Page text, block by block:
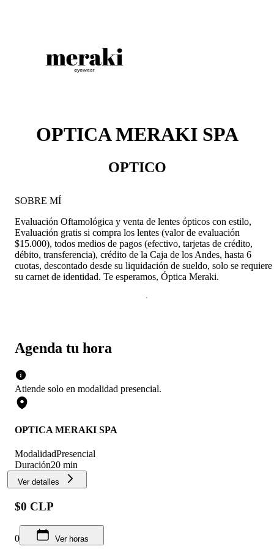
OPTICA MERAKI SPA
OPTICO
Agenda tu hora
Atiende solo en modalidad presencial.
OPTICA MERAKI SPA
ModalidadPresencial
Duración20 min
Ver detalles
$0 CLP
0 Ver horas
SOBRE MÍ
Evaluación Oftamológica y venta de lentes ópticos con estilo,
Evaluación gratis si compra los lentes (valor de evaluación
$15.000), todos medios de pagos (efectivo, tarjetas de crédito,
débito, transferencia), crédito de la Caja de los Andes, hasta 6
cuotas, descontado desde su liquidación de sueldo, solo se requiere
su carnet de identidad. Te esperamos, Óptica Meraki.